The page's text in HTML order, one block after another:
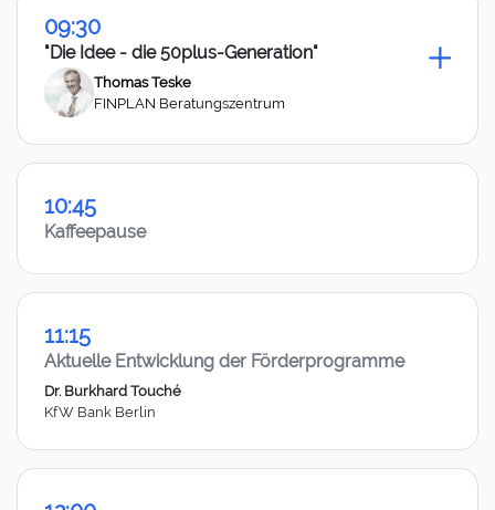
09:30
"Die Idee - die 50plus-Generation"
Thomas Teske
FINPLAN Beratungszentrum
10:45
Kaffeepause
11:15
Aktuelle Entwicklung der Förderprogramme
Dr. Burkhard Touché
KfW Bank Berlin